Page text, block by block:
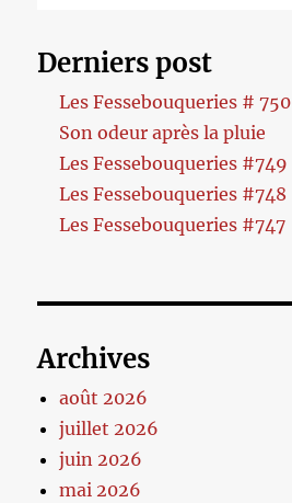
Derniers post
Les Fessebouqueries # 750
Son odeur après la pluie
Les Fessebouqueries #749
Les Fessebouqueries #748
Les Fessebouqueries #747
Archives
août 2026
juillet 2026
juin 2026
mai 2026